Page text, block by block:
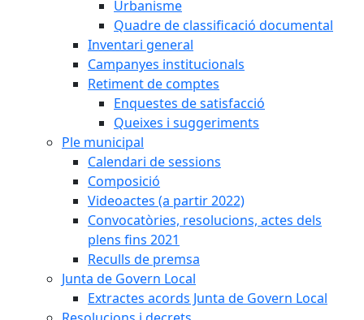
Urbanisme
Quadre de classificació documental
Inventari general
Campanyes institucionals
Retiment de comptes
Enquestes de satisfacció
Queixes i suggeriments
Ple municipal
Calendari de sessions
Composició
Videoactes (a partir 2022)
Convocatòries, resolucions, actes dels
plens fins 2021
Reculls de premsa
Junta de Govern Local
Extractes acords Junta de Govern Local